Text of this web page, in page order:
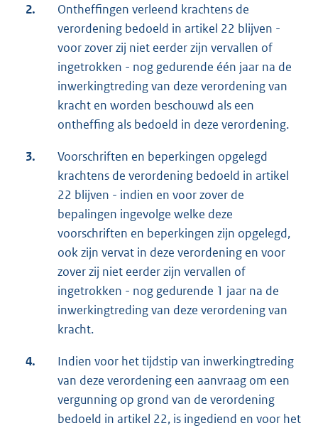
2.
Ontheffingen verleend krachtens de
verordening bedoeld in artikel 22 blijven -
voor zover zij niet eerder zijn vervallen of
ingetrokken - nog gedurende één jaar na de
inwerkingtreding van deze verordening van
kracht en worden beschouwd als een
ontheffing als bedoeld in deze verordening.
3.
Voorschriften en beperkingen opgelegd
krachtens de verordening bedoeld in artikel
22 blijven - indien en voor zover de
bepalingen ingevolge welke deze
voorschriften en beperkingen zijn opgelegd,
ook zijn vervat in deze verordening en voor
zover zij niet eerder zijn vervallen of
ingetrokken - nog gedurende 1 jaar na de
inwerkingtreding van deze verordening van
kracht.
4.
Indien voor het tijdstip van inwerkingtreding
van deze verordening een aanvraag om een
vergunning op grond van de verordening
bedoeld in artikel 22, is ingediend en voor het